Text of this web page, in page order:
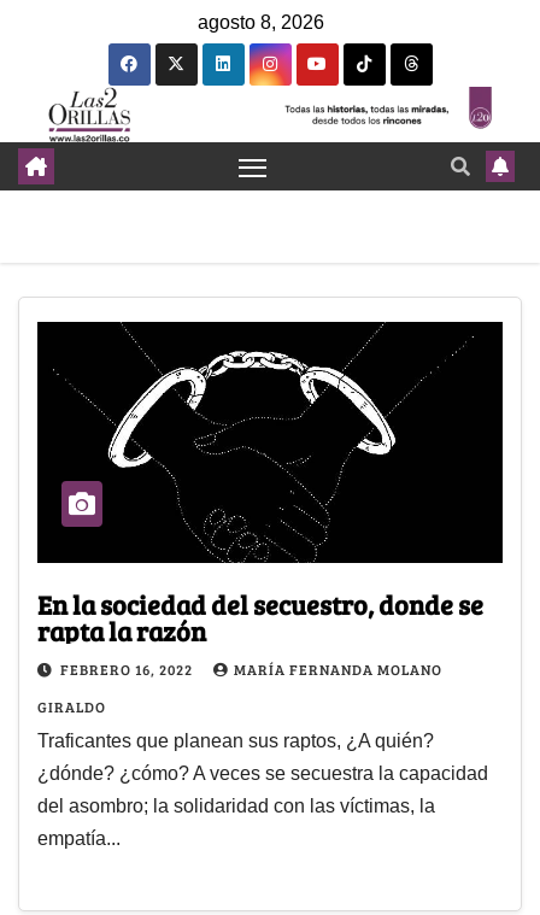
agosto 8, 2026
En la sociedad del secuestro, donde se
rapta la razón
FEBRERO 16, 2022
MARÍA FERNANDA MOLANO
GIRALDO
Traficantes que planean sus raptos, ¿A quién?
¿dónde? ¿cómo? A veces se secuestra la capacidad
del asombro; la solidaridad con las víctimas, la
empatía...